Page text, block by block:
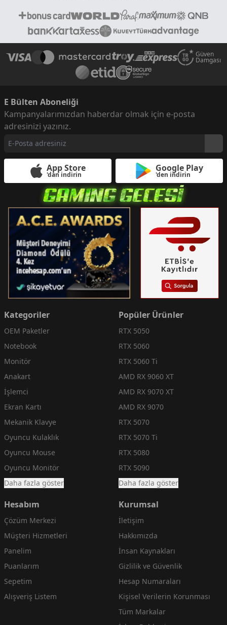
Güven
Damgası
E Bülten Aboneliği
Kampanyalarımızdan haberdar olmak için e-posta
adresinizi yazınız.
App Store
'dan indirin
Google Play
'den indirin
Kategoriler
OEM Paketler
Notebook
Monitör
Anakart
İşlemci
Ekran Kartı
Mekanik Klavye
Oyuncu Kulaklık
Oyuncu Mouse
Oyuncu Monitör
Daha fazla göster
Popüler Ürünler
RTX 5050
RTX 5060
RTX 5060 Ti
AMD RX 9060 XT
AMD RX 9070 XT
AMD RX 9070
RTX 5070
RTX 5070 Ti
RTX 5080
RTX 5090
Daha fazla göster
Hesabım
Çözüm Merkezi
Müşteri Hizmetleri
Panelim
Puanlarım
Sepetim
Alışveriş Listem
Kurumsal
İletişim
Hakkımızda
İnsan Kaynakları
Gizlilik ve Güvenlik
Hesap Numaraları
Kişisel Verilerin Korunması
Tüm Markalar